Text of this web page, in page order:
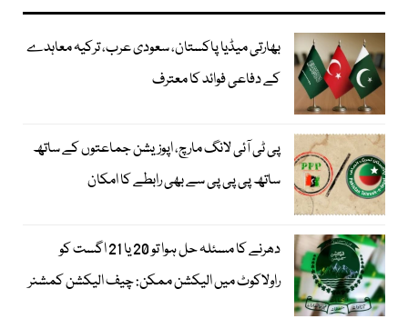
بھارتی میڈیا پاکستان، سعودی عرب، ترکیہ معاہدے
کے دفاعی فوائد کا معترف
پی ٹی آئی لانگ مارچ، اپوزیشن جماعتوں کے ساتھ
ساتھ پی پی پی سے بھی رابطے کا امکان
دھرنے کا مسئلہ حل ہوا تو 20 یا 21 اگست کو
راولاکوٹ میں الیکشن ممکن: چیف الیکشن کمشنر